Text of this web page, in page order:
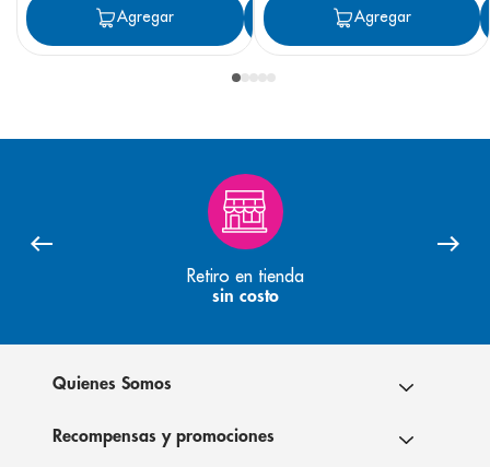
Agregar Agregar
Agregar
Retiro en tienda
sin costo
Quienes Somos
Recompensas y promociones